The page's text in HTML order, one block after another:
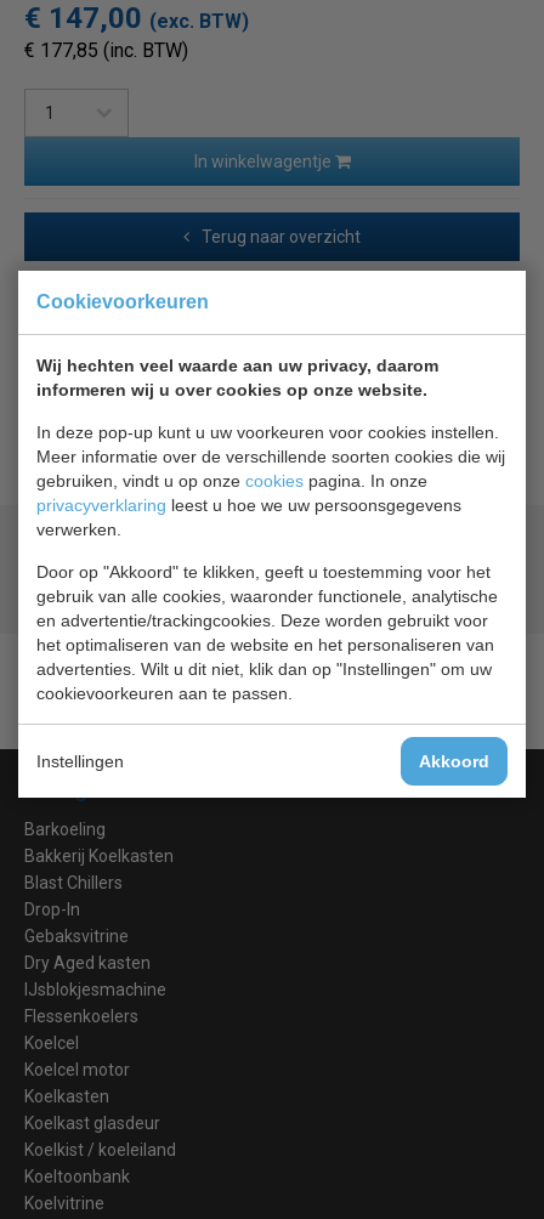
Cookievoorkeuren
Wij hechten veel waarde aan uw privacy, daarom
informeren wij u over cookies op onze website.
In deze pop-up kunt u uw voorkeuren voor cookies instellen.
Meer informatie over de verschillende soorten cookies die wij
gebruiken, vindt u op onze cookies pagina. In onze
privacyverklaring leest u hoe we uw persoonsgegevens
verwerken.
Door op "Akkoord" te klikken, geeft u toestemming voor het
gebruik van alle cookies, waaronder functionele, analytische
en advertentie/trackingcookies. Deze worden gebruikt voor
het optimaliseren van de website en het personaliseren van
advertenties. Wilt u dit niet, klik dan op "Instellingen" om uw
cookievoorkeuren aan te passen.
Instellingen Akkoord
€ 147,00 (exc. BTW)
€ 177,85 (inc. BTW)
In winkelwagentje
Terug naar overzicht
Beschrijving
Liebherr wielen voor beschermbeugel
verplaatst dankzij rollers.
Lage prijzen hoge service
Gratis verzendingvanaf € 200,00
Barkoeling
Bakkerij Koelkasten
Blast Chillers
Drop-In
Gebaksvitrine
Dry Aged kasten
IJsblokjesmachine
Flessenkoelers
Koelcel
Koelcel motor
Koelkasten
Koelkast glasdeur
Koelkist / koeleiland
Koeltoonbank
Koelvitrine